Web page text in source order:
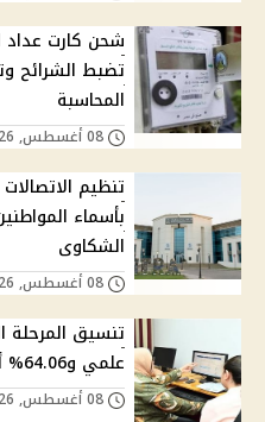
شحن كارت عداد
تضبط الشرائح
المحاسبة
تنظيم
بأسماء
الشكاوى
علمي و64.06% أدبي والكليات المتوقعة